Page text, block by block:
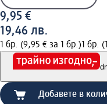
9,95 €
19,46 лв.
1 бр. (9,95 € за 1 бр.)1 бр.
Добавете в